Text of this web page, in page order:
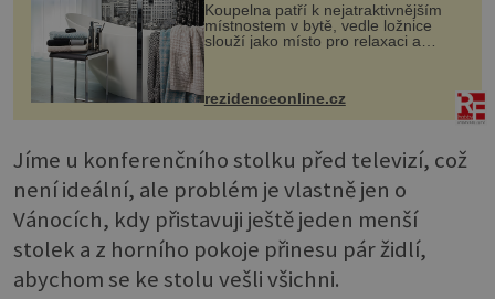
Koupelna patří k nejatraktivnějším
místnostem v bytě, vedle ložnice
slouží jako místo pro relaxaci a
odpočinek. Koupelnový textil –
ručníky, osušky a koberečky –
proutku...
rezidenceonline.cz
Jíme u konferenčního stolku před televizí, což
není ideální, ale problém je vlastně jen o
Vánocích, kdy přistavuji ještě jeden menší
stolek a z horního pokoje přinesu pár židlí,
abychom se ke stolu vešli všichni.